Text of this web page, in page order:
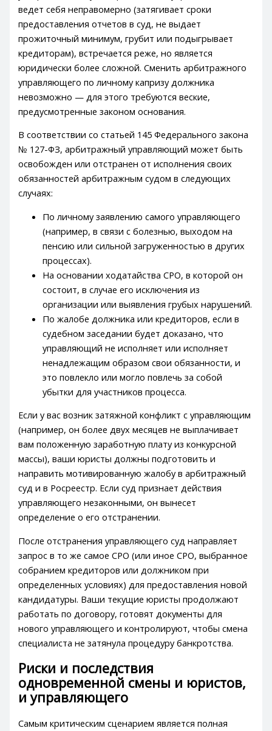
ведет себя неправомерно (затягивает сроки
предоставления отчетов в суд, не выдает
прожиточный минимум, грубит или подыгрывает
кредиторам), встречается реже, но является
юридически более сложной. Сменить арбитражного
управляющего по личному капризу должника
невозможно — для этого требуются веские,
предусмотренные законом основания.
В соответствии со статьей 145 Федерального закона
№ 127-ФЗ, арбитражный управляющий может быть
освобожден или отстранен от исполнения своих
обязанностей арбитражным судом в следующих
случаях:
По личному заявлению самого управляющего
(например, в связи с болезнью, выходом на
пенсию или сильной загруженностью в других
процессах).
На основании ходатайства СРО, в которой он
состоит, в случае его исключения из
организации или выявления грубых нарушений.
По жалобе должника или кредиторов, если в
судебном заседании будет доказано, что
управляющий не исполняет или исполняет
ненадлежащим образом свои обязанности, и
это повлекло или могло повлечь за собой
убытки для участников процесса.
Если у вас возник затяжной конфликт с управляющим
(например, он более двух месяцев не выплачивает
вам положенную заработную плату из конкурсной
массы), ваши юристы должны подготовить и
направить мотивированную жалобу в арбитражный
суд и в Росреестр. Если суд признает действия
управляющего незаконными, он вынесет
определение о его отстранении.
После отстранения управляющего суд направляет
запрос в то же самое СРО (или иное СРО, выбранное
собранием кредиторов или должником при
определенных условиях) для предоставления новой
кандидатуры. Ваши текущие юристы продолжают
работать по договору, готовят документы для
нового управляющего и контролируют, чтобы смена
специалиста не затянула процедуру банкротства.
Риски и последствия
одновременной смены и юристов,
и управляющего
Самым критическим сценарием является полная